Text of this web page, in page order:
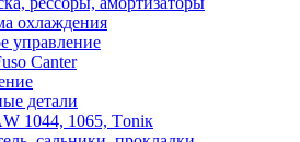
охлаждения
управление
Canter
детали
1044, 1065, Tоniк